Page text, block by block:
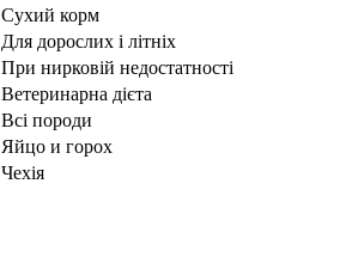
Сухий корм
Для дорослих і літніх
При нирковій недостатності
Ветеринарна дієта
Всі породи
Яйцо и горох
Чехія